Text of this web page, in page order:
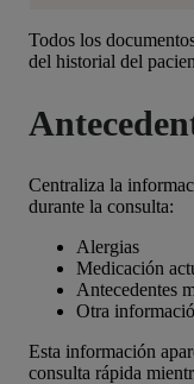
Todos los
del historial del
Centraliza la
durante la consulta:
Alergias
Medicación
Antecedentes
Otra
Esta información
consulta rápida